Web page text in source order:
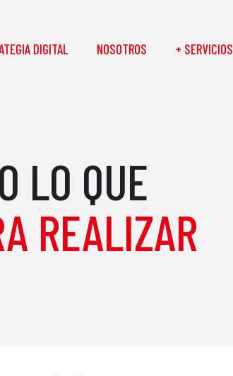
DIGITAL NOSOTROS + SERVICIOS
LO QUE
REALIZAR